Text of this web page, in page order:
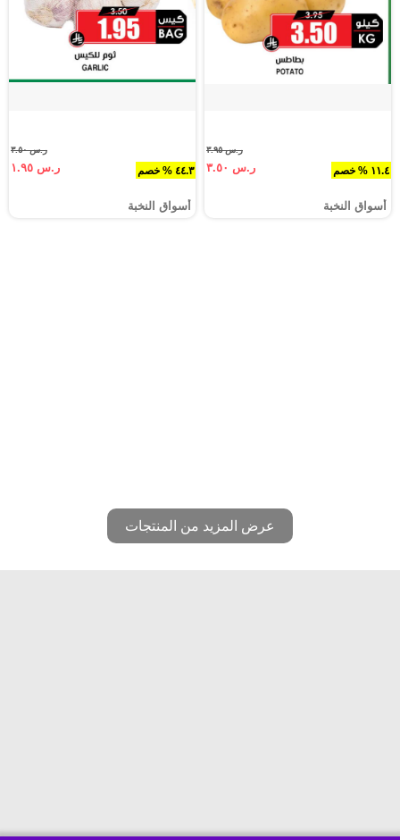
١١.٤ % خصم
ر.س ٣.٩٥
ر.س ٣.٥٠
أسواق النخبة
٤٤.٣ % خصم
ر.س ٣.٥٠
ر.س ١.٩٥
أسواق النخبة
عرض المزيد من المنتجات